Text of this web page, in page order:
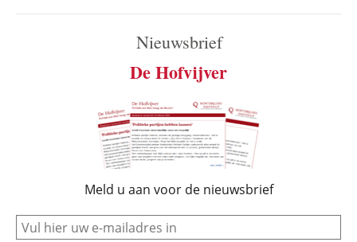
Nieuwsbrief
De Hofvijver
Meld u aan voor de nieuwsbrief
e-mail